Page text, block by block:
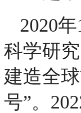
2020
科学研
建造全
号”。